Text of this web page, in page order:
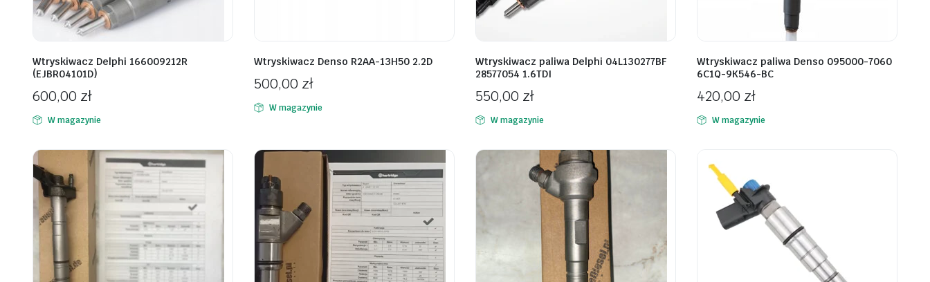
Wtryskiwacz Delphi 166009212R
(EJBR04101D)
600,00 zł
W magazynie
Wtryskiwacz Denso R2AA-13H50 2.2D
500,00 zł
W magazynie
Wtryskiwacz paliwa Delphi 04L130277BF
28577054 1.6TDI
550,00 zł
W magazynie
Wtryskiwacz paliwa Denso 095000-7060
6C1Q-9K546-BC
420,00 zł
W magazynie